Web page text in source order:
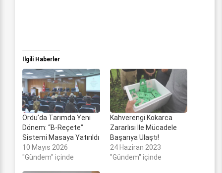
İlgili Haberler
Ordu’da Tarımda Yeni
Dönem: “B-Reçete”
Sistemi Masaya Yatırıldı
10 Mayıs 2026
"Gündem" içinde
Kahverengi Kokarca
Zararlısı İle Mücadele
Başarıya Ulaştı!
24 Haziran 2023
"Gündem" içinde